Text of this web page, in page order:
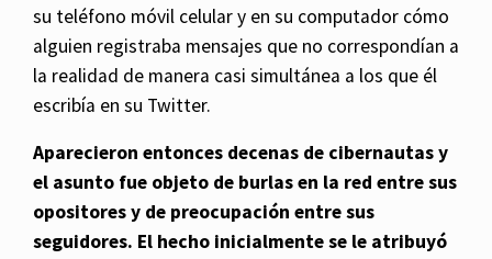
su teléfono móvil celular y en su computador cómo
alguien registraba mensajes que no correspondían a
la realidad de manera casi simultánea a los que él
escribía en su Twitter.
Aparecieron entonces decenas de cibernautas y
el asunto fue objeto de burlas en la red entre sus
opositores y de preocupación entre sus
seguidores. El hecho inicialmente se le atribuyó